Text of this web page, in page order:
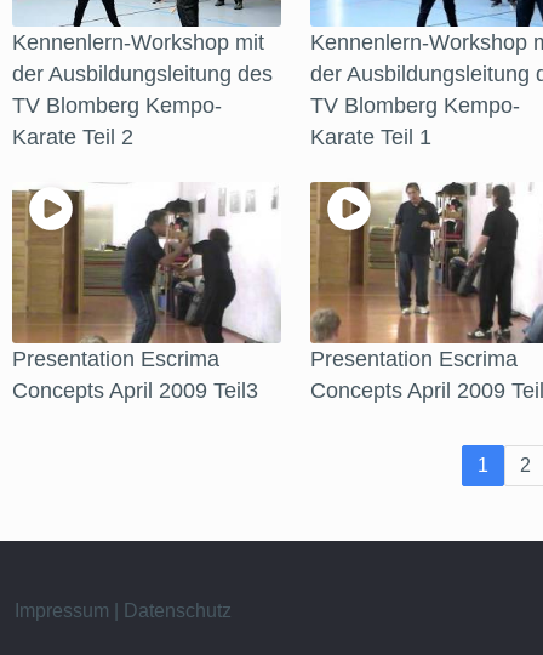
Kennenlern-Workshop mit
der Ausbildungsleitung des
TV Blomberg Kempo-
Karate Teil 2
Kennenlern-Workshop
der Ausbildungsleitung
TV Blomberg Kempo-
Karate Teil 1
Presentation Escrima
Concepts April 2009 Teil3
Presentation Escrima
Concepts April 2009
1 2
Impressum | Datenschutz